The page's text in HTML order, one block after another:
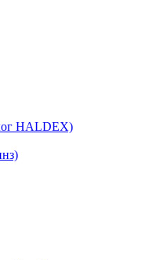
HALDEX)